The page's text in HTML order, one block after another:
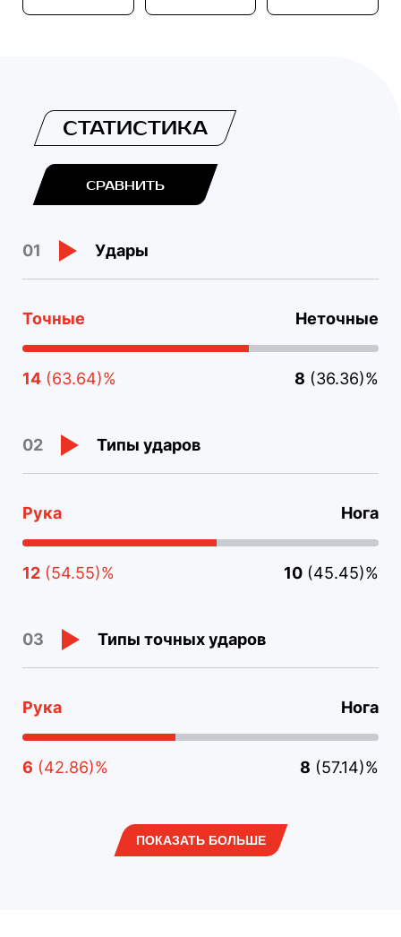
СТАТИСТИКА
СРАВНИТЬ
01 Удары
Точные Неточные
14 (63.64)% 8 (36.36)%
02 Типы ударов
Рука Нога
12 (54.55)% 10 (45.45)%
03 Типы точных ударов
Рука Нога
6 (42.86)% 8 (57.14)%
ПОКАЗАТЬ БОЛЬШЕ